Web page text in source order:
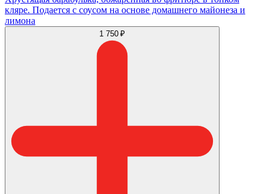
кляре. Подается с соусом на основе домашнего майонеза и
лимона
1 750 ₽